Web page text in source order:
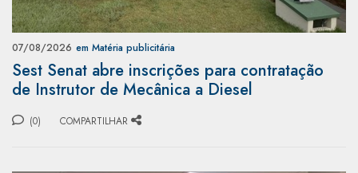
07/08/2026 em Matéria publicitária
Sest Senat abre inscrições para contratação
de Instrutor de Mecânica a Diesel
(0) COMPARTILHAR